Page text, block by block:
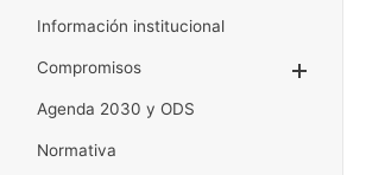
Información institucional
Compromisos
Agenda 2030 y ODS
Normativa